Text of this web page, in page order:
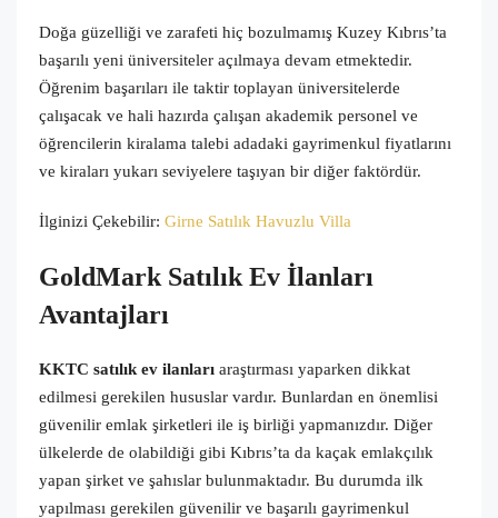
Doğa güzelliği ve zarafeti hiç bozulmamış Kuzey Kıbrıs’ta
başarılı yeni üniversiteler açılmaya devam etmektedir.
Öğrenim başarıları ile taktir toplayan üniversitelerde
çalışacak ve hali hazırda çalışan akademik personel ve
öğrencilerin kiralama talebi adadaki gayrimenkul fiyatlarını
ve kiraları yukarı seviyelere taşıyan bir diğer faktördür.
İlginizi Çekebilir: Girne Satılık Havuzlu Villa
GoldMark Satılık Ev İlanları
Avantajları
KKTC satılık ev ilanları araştırması yaparken dikkat
edilmesi gerekilen hususlar vardır. Bunlardan en önemlisi
güvenilir emlak şirketleri ile iş birliği yapmanızdır. Diğer
ülkelerde de olabildiği gibi Kıbrıs’ta da kaçak emlakçılık
yapan şirket ve şahıslar bulunmaktadır. Bu durumda ilk
yapılması gerekilen güvenilir ve başarılı gayrimenkul